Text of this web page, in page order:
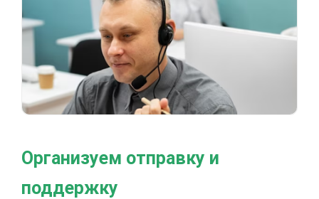
Организуем отправку и
поддержку